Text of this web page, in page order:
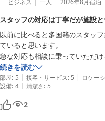
また、朝食バイキングにつき
一日の始まりを彩る豊富なメニ
まいります。
お客様のまたのご来館を、スタ
ります。
スターゲイトホテル関西エア
2026-07-22
ビジネス 一人 2026年8月宿泊
スタッフの対応は丁寧だが施設
以前に比べると多国籍のスタッ
ていると思います。
急な対応も相談に乗っていただけ
年数の関係で少し施設の傷みが残
レストランのカレーは好きで良
もっと楽しみに出来る。
続きを読む
部屋: 5 | 接客・サービス: 5 | ロケー
設備: 4 | 清潔さ: 5
2